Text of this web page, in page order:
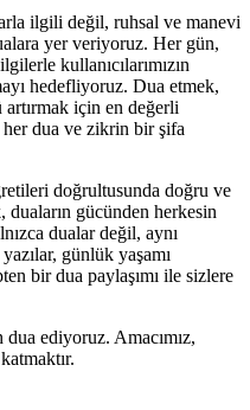
ilgili değil, ruhsal ve manevi
yer veriyoruz. Her gün,
kullanıcılarımızın
hedefliyoruz. Dua etmek,
için en değerli
dua ve zikrin bir şifa
doğrultusunda doğru ve
gücünden herkesin
dualar değil, aynı
günlük yaşamı
bir dua paylaşımı ile sizlere
dua ediyoruz. Amacımız,